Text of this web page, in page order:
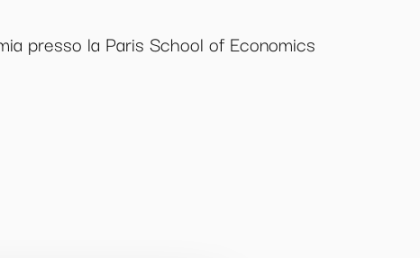
presso la Paris School of Economics